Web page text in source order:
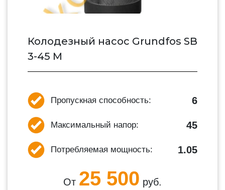
Колодезный насос Grundfos SB
3-45 M
Пропускная способность: 6
Максимальный напор: 45
Потребляемая мощность: 1.05
От 25 500 руб.